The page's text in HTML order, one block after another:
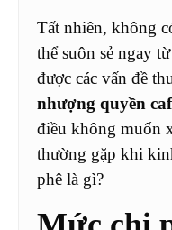
Tất nhiên, không
thể suôn sẻ ngay
được các vấn đề
nhượng quyền
điều không muốn
thường gặp khi
phê là gì?